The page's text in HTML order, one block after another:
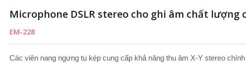
Microphone DSLR stereo cho ghi âm chất lượng
EM-228
Các viên nang ngưng tụ kép cung cấp khả năng thu âm X-Y stereo